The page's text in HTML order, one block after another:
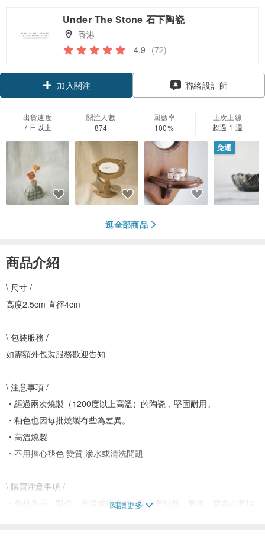
Under The Stone 石下陶瓷
香港
4.9 (72)
加入關注 聯絡設計師
出貨速度
7 日以上
關注人數
874
回應率
100%
上次上線
超過 1 週
免運
逛全部商品
商品介紹
\ 尺寸 /
高度2.5cm 直徑4cm
\ 包裝服務 /
如需額外包裝服務歡迎告知
\ 注意事項 /
・經過兩次燒製（1200度以上高溫）的陶瓷，堅固耐用。
・釉色也因每批燒製有些為差異。
・高溫燒製
・不用擔心褪色 變質 滲水或清洗問題
\ 購買注意事項 /
・作品為手工製作，高溫重複燒成，釉面有結晶、氣泡，皆為正常現
閱讀更多